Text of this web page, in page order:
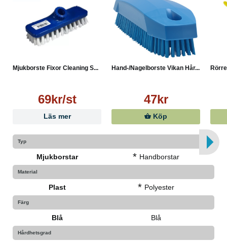
Mjukborste Fixor Cleaning S...
69kr/st
Läs mer
Hand-/Nagelborste Vikan Hår...
47kr
Köp
Typ
Mjukborstar * Handborstar
Material
Plast * Polyester
Färg
Blå Blå
Hårdhetsgrad